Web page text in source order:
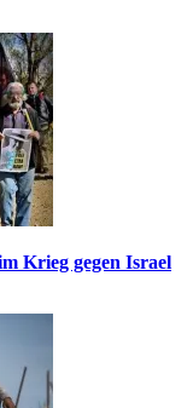
Krieg gegen Israel